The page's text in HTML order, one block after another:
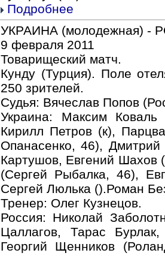
Подробнее
УКРАИНА (молодежная) -
9 февраля 2011
Товарищеский матч.
Кунду (Турция). Поле
250 зрителей.
Судья: Вячеслав Попов
Украина: Максим
Кирилл Петров (к),
Опанасенко, 46),
Картушов, Евгений Шахов
(Сергей Рыбалка, 46),
Сергей Люлька ().Роман
Тренер: Олег Кузнецов.
Россия: Николай
Цаллагов, Тарас
Георгий Щенников